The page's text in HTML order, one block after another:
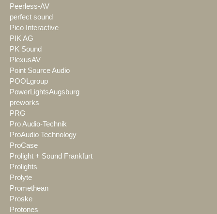
Peerless-AV
perfect sound
Pico Interactive
PIK AG
PK Sound
PlexusAV
Point Source Audio
POOLgroup
PowerLightsAugsburg
preworks
PRG
Pro Audio-Technik
ProAudio Technology
ProCase
Prolight + Sound Frankfurt
Prolights
Prolyte
Promethean
Proske
Protones